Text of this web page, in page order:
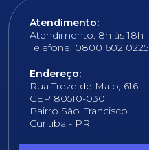
Atendimento:
Atendimento: 8h às 18h
Telefone: 0800 602 0225
Endereço:
Rua Treze de Maio, 616
CEP 80510-030
Bairro São Francisco
Curitiba - PR